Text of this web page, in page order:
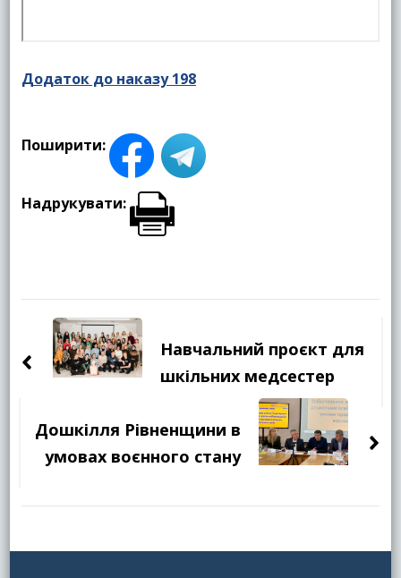
Додаток до наказу 198
Поширити:
Надрукувати:
Навігація
по
запису
Навчальний проєкт для
шкільних медсестер
Дошкілля Рівненщини в
умовах воєнного стану